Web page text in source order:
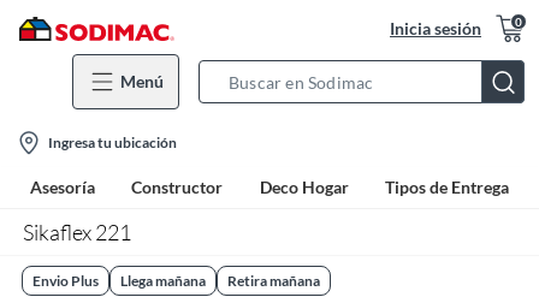
Inicia sesión 0
Menú
Bar
location-
icon
Ingresa tu ubicación
Asesoría Constructor Deco Hogar Tipos de Entrega
Sikaflex 221
Envio Plus Llega mañana Retira mañana